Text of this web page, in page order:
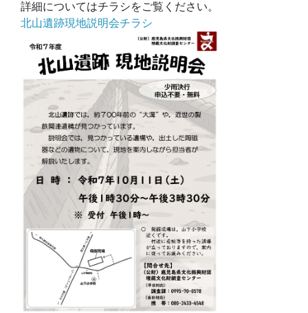
詳細についてはチラシをご覧ください。
北山遺跡現地説明会チラシ